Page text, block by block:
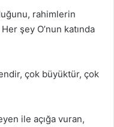
rahimlerin
şey O’nun katında
çok büyüktür, çok
ile açığa vuran,